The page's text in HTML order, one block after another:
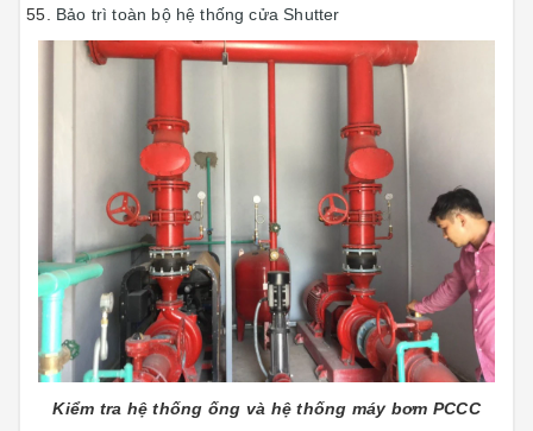
Bảo trì toàn bộ hệ thống cửa Shutter
Kiểm tra hệ thống ống và hệ thống máy bơm PCCC